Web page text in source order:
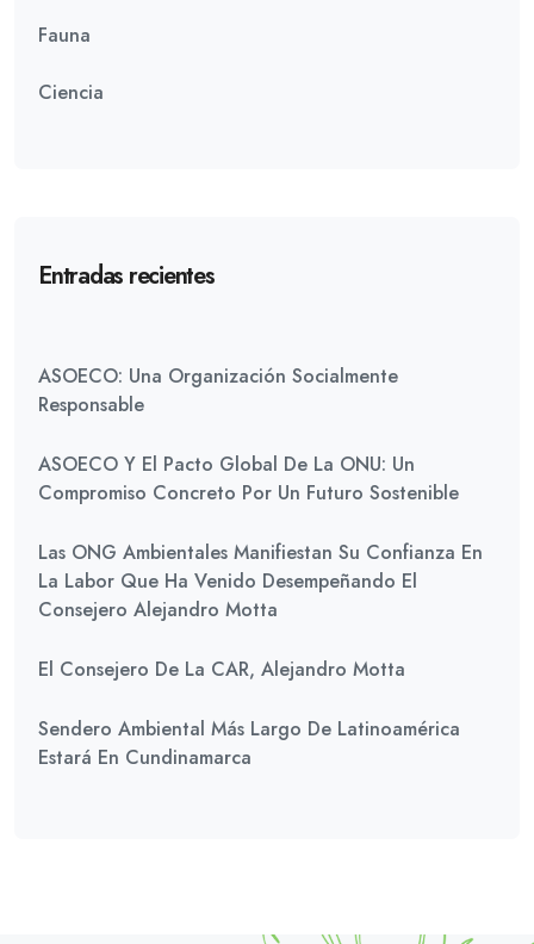
Fauna
Ciencia
Entradas recientes
ASOECO: Una Organización Socialmente
Responsable
ASOECO Y El Pacto Global De La ONU: Un
Compromiso Concreto Por Un Futuro Sostenible
Las ONG Ambientales Manifiestan Su Confianza En
La Labor Que Ha Venido Desempeñando El
Consejero Alejandro Motta
El Consejero De La CAR, Alejandro Motta
Sendero Ambiental Más Largo De Latinoamérica
Estará En Cundinamarca